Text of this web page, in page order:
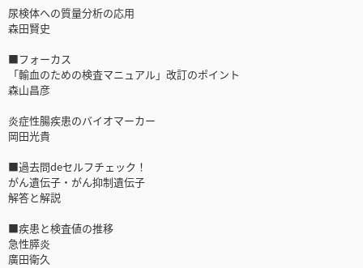
尿検体への質量分析の応用
森田賢史
■フォーカス
「輸血のための検査マニュアル」改訂のポイント
森山昌彦
炎症性腸疾患のバイオマーカー
岡田光貴
■過去問deセルフチェック！
がん遺伝子・がん抑制遺伝子
解答と解説
■疾患と検査値の推移
急性膵炎
廣田衛久